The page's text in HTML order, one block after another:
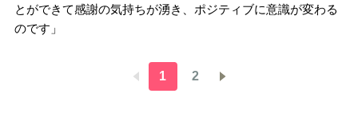
とができて感謝の気持ちが湧き、ポジティブに意識が変わる
のです」
1 2